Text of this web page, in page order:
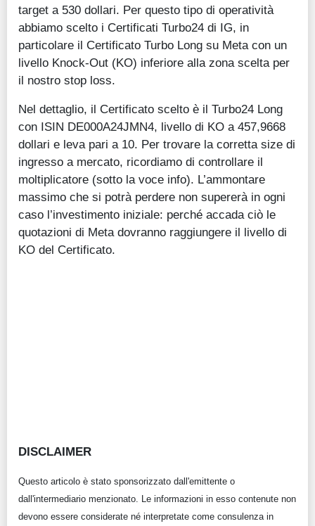
target a 530 dollari. Per questo tipo di operatività
abbiamo scelto i Certificati Turbo24 di IG, in
particolare il Certificato Turbo Long su Meta con un
livello Knock-Out (KO) inferiore alla zona scelta per
il nostro stop loss.
Nel dettaglio, il Certificato scelto è il Turbo24 Long
con ISIN DE000A24JMN4, livello di KO a 457,9668
dollari e leva pari a 10. Per trovare la corretta size di
ingresso a mercato, ricordiamo di controllare il
moltiplicatore (sotto la voce info). L’ammontare
massimo che si potrà perdere non supererà in ogni
caso l’investimento iniziale: perché accada ciò le
quotazioni di Meta dovranno raggiungere il livello di
KO del Certificato.
DISCLAIMER
Questo articolo è stato sponsorizzato dall'emittente o
dall'intermediario menzionato. Le informazioni in esso contenute non
devono essere considerate né interpretate come consulenza in